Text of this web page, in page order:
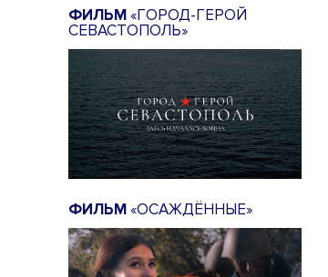
ФИЛЬМ«ГОРОД-ГЕРОЙ
СЕВАСТОПОЛЬ»
ФИЛЬМ«ОСАЖДЁННЫЕ»